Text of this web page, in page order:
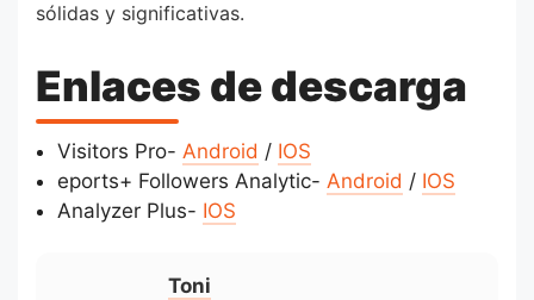
sólidas y significativas.
Enlaces de descarga
Visitors Pro- Android / IOS
eports+ Followers Analytic- Android / IOS
Analyzer Plus- IOS
Toni